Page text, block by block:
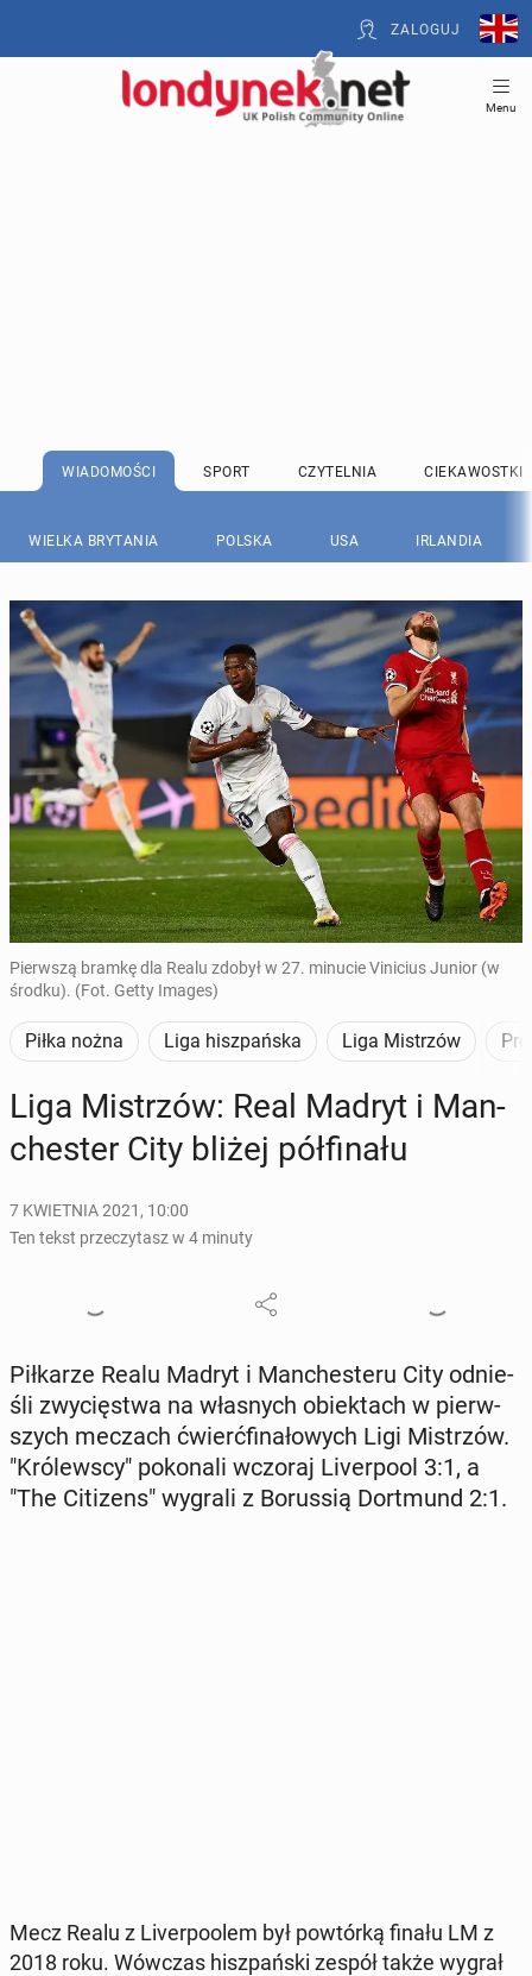
ZALOGUJ
Menu
WIADOMOŚCI SPORT CZYTELNIA CIEKAWOSTKI
WIELKA BRYTANIA POLSKA USA IRLANDIA
Pierwszą bramkę dla Realu zdobył w 27. minucie Vinicius Junior (w
środku). (Fot. Getty Images)
Piłka nożna Liga hiszpańska Liga Mistrzów
Liga Mi­strzów: Real Madryt i Man­
che­ster City bliżej pół­fi­na­łu
7 KWIETNIA 2021, 10:00
Ten tekst przeczytasz w 4 minuty
Pił­ka­rze Realu Madryt i Man­che­ste­ru City od­nie­
śli zwy­cię­stwa na wła­snych obiek­tach w pierw­
szych meczach ćwierć­fi­na­ło­wych Ligi Mi­strzów.
"Kró­lew­scy" po­ko­na­li wczoraj Li­ver­po­ol 3:1, a
"The Ci­ti­zens" wygrali z Bo­rus­sią Do­rt­mund 2:1.
Mecz Realu z Li­ver­po­olem był po­wtór­ką finału LM z
2018 roku. Wówczas hisz­pań­ski zespół także wygrał